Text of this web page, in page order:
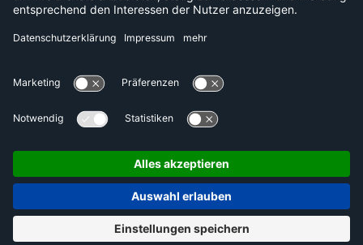
Unternehmen
Plattformen
Datenschutzerklärung
DE EN